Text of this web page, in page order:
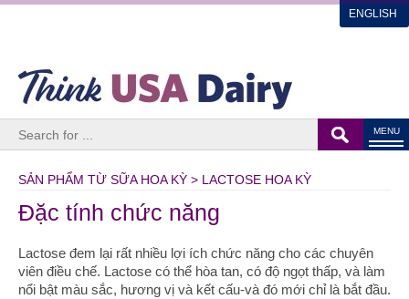
ENGLISH
MENU
SẢN PHẨM TỪ SỮA HOA KỲ > LACTOSE HOA KỲ
Đặc tính chức năng
Lactose đem lại rất nhiều lợi ích chức năng cho các chuyên
viên điều chế. Lactose có thể hòa tan, có độ ngọt thấp, và làm
nổi bật màu sắc, hương vị và kết cấu-và đó mới chỉ là bắt đầu.